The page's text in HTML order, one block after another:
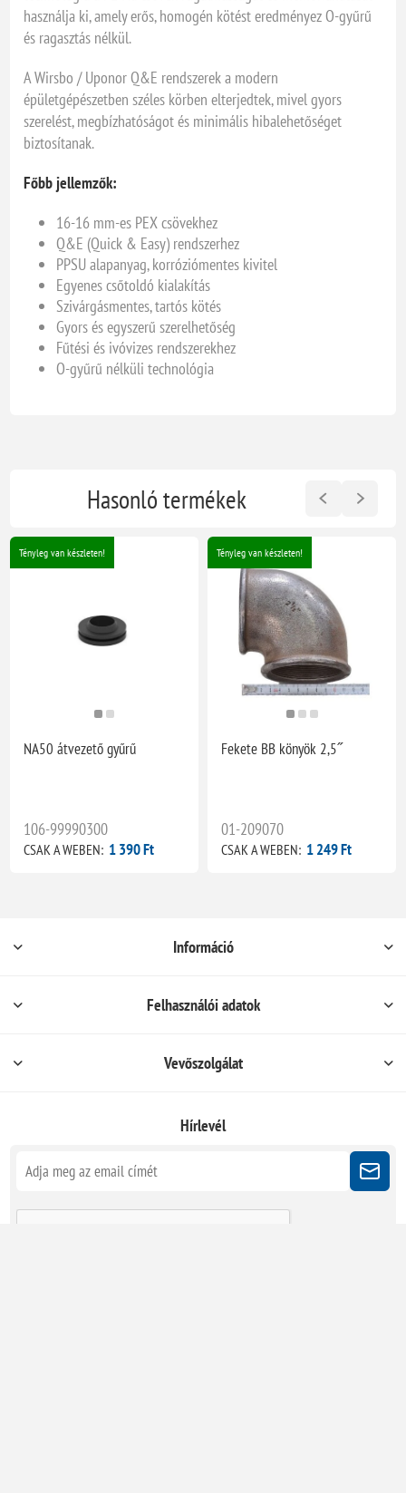
használja ki, amely erős, homogén kötést eredményez O-gyűrű
és ragasztás nélkül.
A Wirsbo / Uponor Q&E rendszerek a modern
épületgépészetben széles körben elterjedtek, mivel gyors
szerelést, megbízhatóságot és minimális hibalehetőséget
biztosítanak.
Főbb jellemzők:
16-16 mm-es PEX csövekhez
Q&E (Quick & Easy) rendszerhez
PPSU alapanyag, korróziómentes kivitel
Egyenes csőtoldó kialakítás
Szivárgásmentes, tartós kötés
Gyors és egyszerű szerelhetőség
Fűtési és ivóvizes rendszerekhez
O-gyűrű nélküli technológia
Hasonló termékek
Tényleg van készleten!
NA50 átvezető gyűrű
106-99990300
CSAK A WEBEN: 1 390 Ft
Tényleg van készleten!
Fekete BB könyök 2,5˝
01-209070
CSAK A WEBEN: 1 249 Ft
Információ
Felhasználói adatok
Vevőszolgálat
Hírlevél